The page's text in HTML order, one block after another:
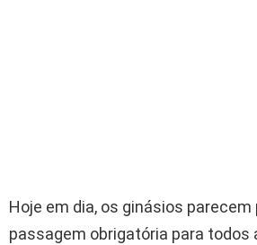
Hoje em dia, os ginásios parecem
passagem obrigatória para todos